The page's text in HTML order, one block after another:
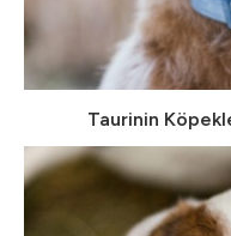
Taurinin